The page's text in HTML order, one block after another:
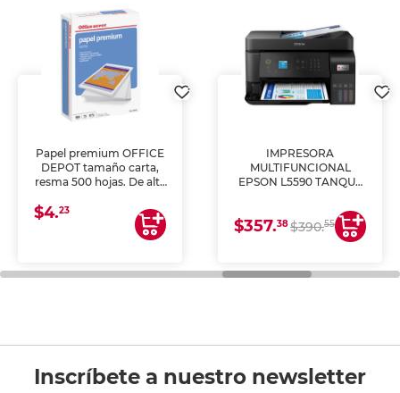
Papel premium OFFICE
DEPOT tamaño carta,
resma 500 hojas. De alta
uniforme, ideal para
impresoras de inyección
de tinta y láser,
general de oficina.
$4.23
IMPRESORA
MULTIFUNCIONAL
EPSON L5590 TANQUE
COPIA Y ESCANEA)
$357.38$390.55
Inscríbete a nuestro newsletter